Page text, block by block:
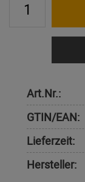
Art.Nr.:
GTIN/EAN:
Lieferzeit:
Hersteller: